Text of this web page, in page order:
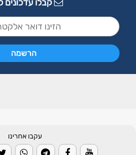
קבלו עדכונים
עקבו אחרינו